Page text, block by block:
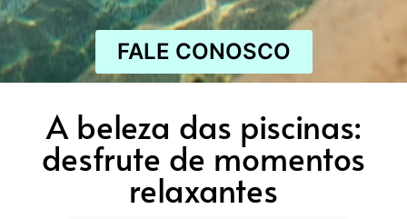
FALE CONOSCO
A beleza das piscinas:
desfrute de momentos
relaxantes